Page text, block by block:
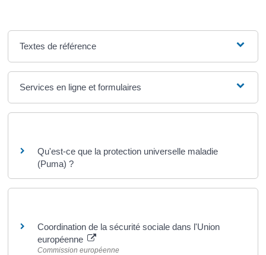
Textes de référence
Services en ligne et formulaires
Qu'est-ce que la protection universelle maladie
(Puma) ?
Coordination de la sécurité sociale dans l'Union
européenne
Commission européenne